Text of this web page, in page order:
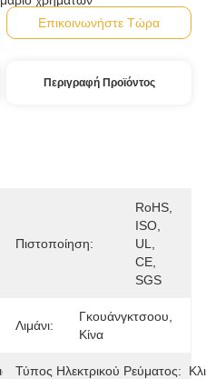
Επικοινωνήστε Τώρα
Περιγραφή Προϊόντος
Πιστοποίηση:
RoHS,
ISO,
UL,
CE,
SGS
Λιμάνι:
Γκουάνγκτσοου,
Κίνα
Τύπος Ηλεκτρικού Ρεύματος: